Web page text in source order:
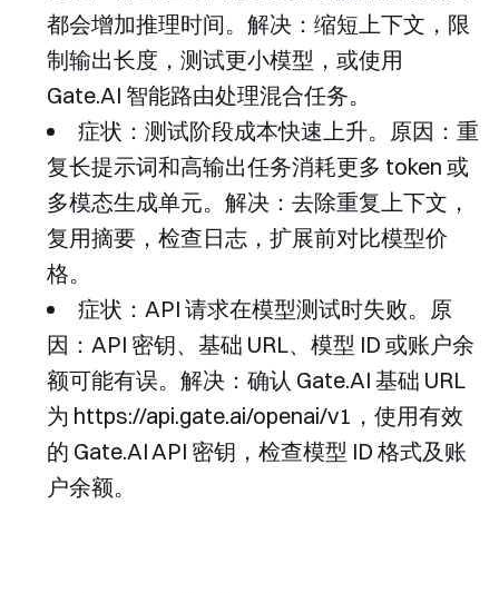
都会增加推理时间。解决：缩短上下文，限
制输出长度，测试更小模型，或使用
Gate.AI 智能路由处理混合任务。
症状：测试阶段成本快速上升。原因：重
复长提示词和高输出任务消耗更多 token 或
多模态生成单元。解决：去除重复上下文，
复用摘要，检查日志，扩展前对比模型价
格。
症状：API 请求在模型测试时失败。原
因：API 密钥、基础 URL、模型 ID 或账户余
额可能有误。解决：确认 Gate.AI 基础 URL
为 https://api.gate.ai/openai/v1 ，使用有效
的 Gate.AI API 密钥，检查模型 ID 格式及账
户余额。